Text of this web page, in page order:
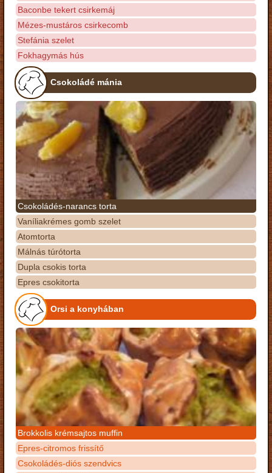
Baconbe tekert csirkemáj
Mézes-mustáros csirkecomb
Stefánia szelet
Fokhagymás hús
Csokoládé mánia
Csokoládés-narancs torta
Vaníliakrémes gomb szelet
Atomtorta
Málnás túrótorta
Dupla csokis torta
Epres csokitorta
Orsi a konyhában
Brokkolis krémsajtos muffin
Epres-citromos frissítő
Csokoládés-diós szendvics